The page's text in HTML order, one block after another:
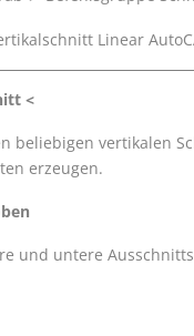
<
beliebigen vertikalen
erzeugen.
und untere